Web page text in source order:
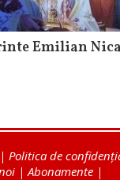
Emilian
| Politica de
| Abonamente |